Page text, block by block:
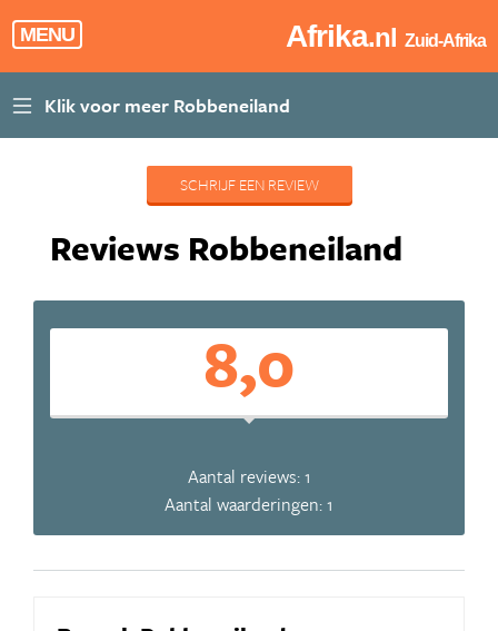
MENU Afrika.nl Zuid-Afrika
SCHRIJF EEN REVIEW
Reviews Robbeneiland
8,0
Aantal reviews: 1
Aantal waarderingen: 1